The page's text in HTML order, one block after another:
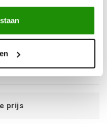
Kit
€18,60
Excl. btw